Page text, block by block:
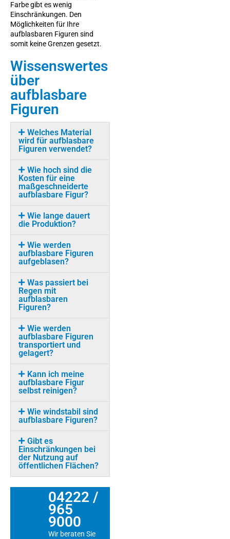
Farbe gibt es wenig
Einschränkungen. Den
Möglichkeiten für Ihre
aufblasbaren Figuren sind
somit keine Grenzen gesetzt.
Wissenswertes
über
aufblasbare
Figuren
Welches Material
wird für aufblasbare
Figuren verwendet?
Wie hoch sind die
Kosten für eine
maßgeschneiderte
aufblasbare Figur?
Wie lange dauert
die Produktion?
Wie werden
aufblasbare Figuren
aufgeblasen?
Was passiert bei
Regen mit
aufblasbaren
Figuren?
Wie werden
aufblasbare Figuren
transportiert und
gelagert?
Kann ich meine
aufblasbare Figur
selbst reinigen?
Wie windstabil sind
aufblasbare Figuren?
Gibt es
Einschränkungen bei
der Nutzung auf
öffentlichen Flächen?
04222 /
965
9000
Wir beraten Sie